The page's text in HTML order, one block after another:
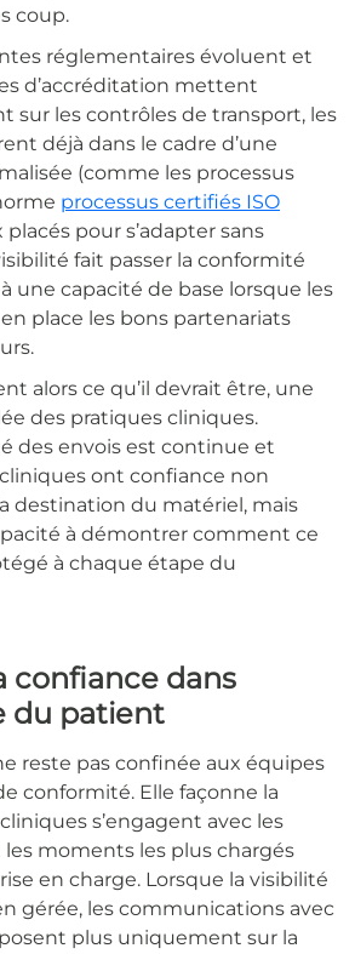
coup.
réglementaires évoluent et
d’accréditation mettent
sur les contrôles de transport, les
déjà dans le cadre d’une
(comme les processus
processus certifiés ISO
pour s’adapter sans
fait passer la conformité
une capacité de base lorsque les
place les bons partenariats
alors ce qu’il devrait être, une
des pratiques cliniques.
des envois est continue et
ont confiance non
destination du matériel, mais
à démontrer comment ce
à chaque étape du
confiance dans
du patient
reste pas confinée aux équipes
conformité. Elle façonne la
s’engagent avec les
moments les plus chargés
en charge. Lorsque la visibilité
gérée, les communications avec
plus uniquement sur la